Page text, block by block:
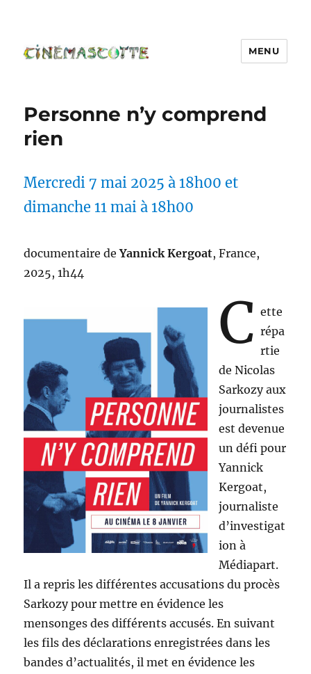
MENU
Personne n’y comprend
rien
Mercredi 7 mai 2025 à 18h00 et
dimanche 11 mai à 18h00
documentaire deYannick Kergoat, France,
2025, 1h44
C ette
répa
rtie
de Nicolas
Sarkozy aux
journalistes
est devenue
un défi pour
Yannick
Kergoat,
journaliste
d’investigat
ion à
Médiapart.
Il a repris les différentes accusations du procès
Sarkozy pour mettre en évidence les
mensonges des différents accusés. En suivant
les fils des déclarations enregistrées dans les
bandes d’actualités, il met en évidence les